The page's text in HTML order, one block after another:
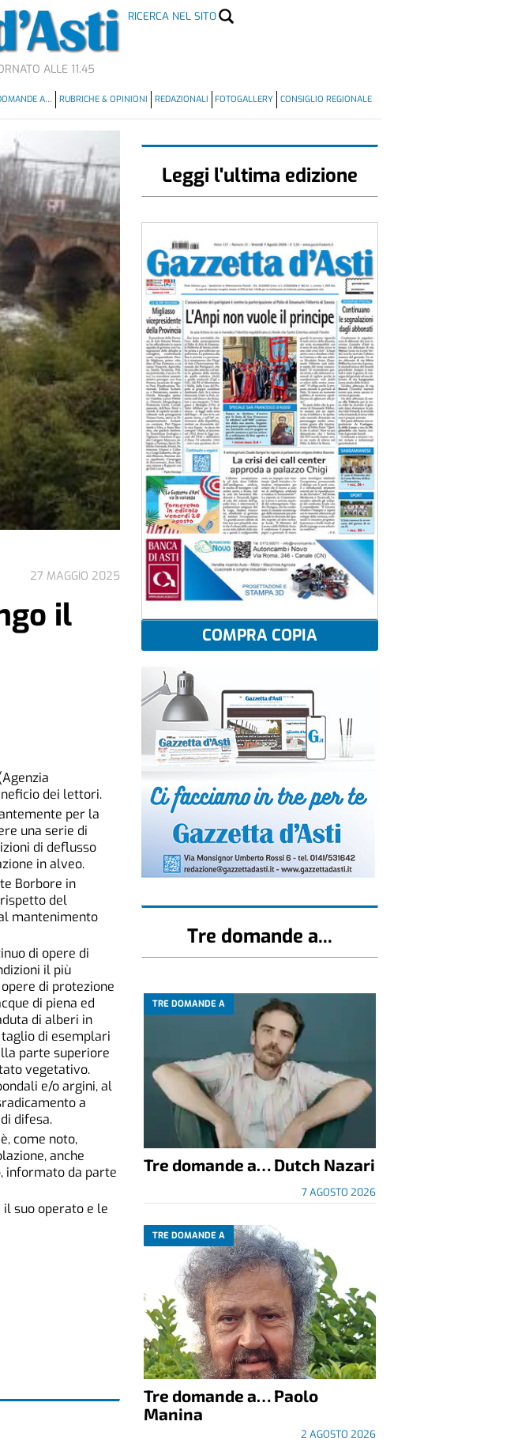
RICERCA NEL SITO
ALLE 11.45
A… RUBRICHE & OPINIONI REDAZIONALI FOTOGALLERY CONSIGLIO REGIONALE
27 MAGGIO 2025
il
dei lettori.
per la
una serie di
di deflusso
in alveo.
Borbore in
del
mantenimento
di opere di
il più
di protezione
di piena ed
di alberi in
di esemplari
parte superiore
vegetativo.
e/o argini, al
a
difesa.
come noto,
anche
informato da parte
suo operato e le
Leggi l'ultima edizione
COMPRA COPIA
Tre domande a...
TRE DOMANDE A
Tre domande a… Dutch Nazari
7 AGOSTO 2026
TRE DOMANDE A
Tre domande a… Paolo
Manina
2 AGOSTO 2026